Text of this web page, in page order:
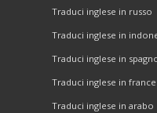
Traduci inglese in russo
Traduci inglese in
Traduci inglese in
Traduci inglese in
Traduci inglese in arabo